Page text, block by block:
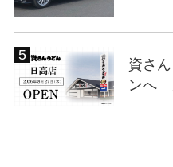
資さ
ンへ